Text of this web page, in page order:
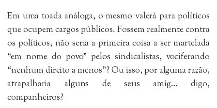
Em uma toada análoga, o mesmo valerá para políticos
que ocupem cargos públicos. Fossem realmente contra
os políticos, não seria a primeira coisa a ser martelada
“em nome do povo” pelos sindicalistas, vociferando
“nenhum direito a menos”? Ou isso, por alguma razão,
atrapalharia alguns de seus amig… digo,
companheiros?